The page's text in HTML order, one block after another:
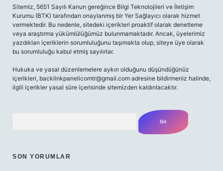
Sitemiz, 5651 Sayılı Kanun gereğince Bilgi Teknolojileri ve İletişim
Kurumu (BTK) tarafından onaylanmış bir Yer Sağlayıcı olarak hizmet
vermektedir. Bu nedenle, sitedeki içerikleri proaktif olarak denetleme
veya araştırma yükümlülüğümüz bulunmamaktadır. Ancak, üyelerimiz
yazdıkları içeriklerin sorumluluğunu taşımakta olup, siteye üye olarak
bu sorumluluğu kabul etmiş sayılırlar.
Hukuka ve yasal düzenlemelere aykırı olduğunu düşündüğünüz
içerikleri, backlinkpanelicomtr@gmail.com adresine bildirmeniz halinde,
ilgili içerikler yasal süre içerisinde sitemizden kaldırılacaktır.
SON YORUMLAR